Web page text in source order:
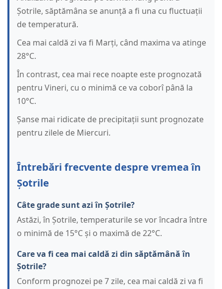
Șotrile, săptămâna se anunță a fi una cu fluctuații
de temperatură.
Cea mai caldă zi va fi Marți, când maxima va atinge
28°C.
În contrast, cea mai rece noapte este prognozată
pentru Vineri, cu o minimă ce va coborî până la
10°C.
Șanse mai ridicate de precipitații sunt prognozate
pentru zilele de Miercuri.
Întrebări frecvente despre vremea în
Șotrile
Câte grade sunt azi în Șotrile?
Astăzi, în Șotrile, temperaturile se vor încadra între
o minimă de 15°C și o maximă de 22°C.
Care va fi cea mai caldă zi din săptămână în
Șotrile?
Conform prognozei pe 7 zile, cea mai caldă zi va fi